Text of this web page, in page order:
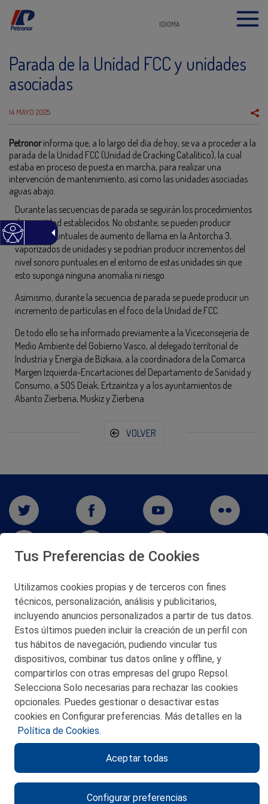
IDIOMA
Parada de la Unidad FCC y unidades
asociadas
14 MAYO 2025
Petronorinforma que, a lo largo del día de hoy, se va a proceder a la
parada de la Unidad FCC (Unidad de Cracking Catalítico), la cual
estaba en proceso de puesta en marcha, para realizar una
intervención de mantenimiento, así como las unidades asociadas
aguas abajo.
Durante las secuencias de parada se seguirán los procedimientos
de seguridad establecidos. No obstante, se pueden producir
episodios puntuales de aumento de llama en la Antorcha 3,
vaporizados de unidades y se podrían producir incrementos del
nivel sonoro puntuales en el entorno de estas unidades sin que
esto suponga ninguna anomalía ni riesgo.
Asimismo, durante la secuencia de parada se puede producir un
incremento de partículas en el foco de la Unidad de FCC.
De todo ello se ha informado previamente a la Viceconsejería de
Medio Ambiente del Gobierno Vasco, al delegado territorial de
Industria y Energía de Bizkaia, a la coordinadora de la Comarca
Margen Izquierda-Encartaciones del Departamento de Sanidad y
Consumo, a SOS Deiak, Ertzaintza y a los ayuntamientos de
Abanto Zierbena, Muskiz y Zierbena.
VOLVER
San Martín 5-Edificio Muñatones,
48550 Muskiz (Bizkaia)
Telf. 946 357 000
© 2026 Petronor S.A.
CONTACTO
POLITICA DE PRIVACIDAD
AVISO LEGAL
Tus Preferencias de Cookies
Utilizamos cookies propias y de terceros con fines
técnicos, personalización, análisis y publicitarios,
incluyendo anuncios personalizados a partir de tus datos.
Estos últimos pueden incluir la creación de un perfil con
tus hábitos de navegación, pudiendo vincular tus
dispositivos, combinar tus datos online y offline, y
compartirlos con otras empresas del grupo Repsol.
Selecciona Solo necesarias para rechazar las cookies
opcionales. Puedes gestionar o desactivar estas
cookies en Configurar preferencias. Más detalles en la
Política de Cookies.
Configurar preferencias
Aceptar todas